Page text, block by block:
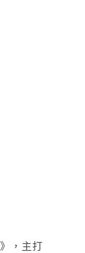
》，主打